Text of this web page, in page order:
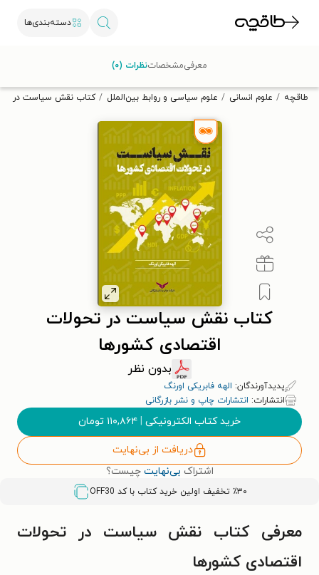
دسته‌بندی‌ها
تخفیف از طاقچه دریافت کن.
طاقچه علوم انسانی علوم سیاسی و روابط بین‌الملل کتاب نقش سیاست در
کتاب نقش سیاست در تحولات
اقتصادی کشورها
بدون نظر
پدیدآورندگان: الهه فابریکی اورنگ
انتشارات: انتشارات چاپ و نشر بازرگانی
خرید کتاب الکترونیکی | ۱۱۰,۸۶۴ تومان
دریافت از بی‌نهایت
اشتراک بی‌نهایت چیست؟
٪۳۰ تخفیف اولین خرید کتاب با کد OFF30
معرفیمشخصاتنظرات (۰)
معرفی کتاب نقش سیاست در تحولات
اقتصادی کشورها